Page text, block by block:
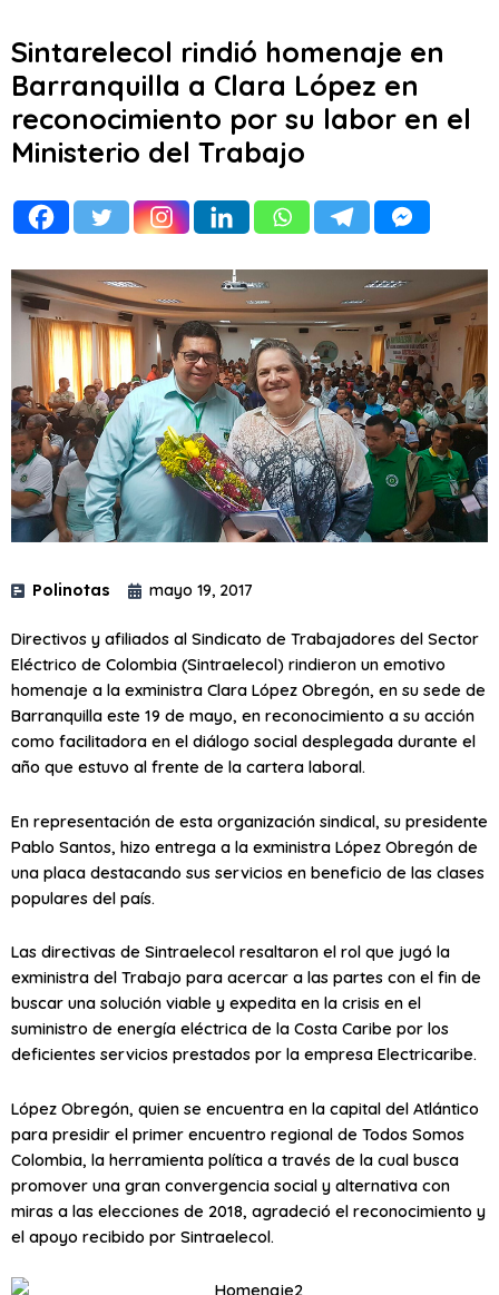
Sintarelecol rindió homenaje en
Barranquilla a Clara López en
reconocimiento por su labor en el
Ministerio del Trabajo
Polinotas mayo 19, 2017
Directivos y afiliados al Sindicato de Trabajadores del Sector
Eléctrico de Colombia (Sintraelecol) rindieron un emotivo
homenaje a la exministra Clara López Obregón, en su sede de
Barranquilla este 19 de mayo, en reconocimiento a su acción
como facilitadora en el diálogo social desplegada durante el
año que estuvo al frente de la cartera laboral.
En representación de esta organización sindical, su presidente
Pablo Santos, hizo entrega a la exministra López Obregón de
una placa destacando sus servicios en beneficio de las clases
populares del país.
Las directivas de Sintraelecol resaltaron el rol que jugó la
exministra del Trabajo para acercar a las partes con el fin de
buscar una solución viable y expedita en la crisis en el
suministro de energía eléctrica de la Costa Caribe por los
deficientes servicios prestados por la empresa Electricaribe.
López Obregón, quien se encuentra en la capital del Atlántico
para presidir el primer encuentro regional de Todos Somos
Colombia, la herramienta política a través de la cual busca
promover una gran convergencia social y alternativa con
miras a las elecciones de 2018, agradeció el reconocimiento y
el apoyo recibido por Sintraelecol.